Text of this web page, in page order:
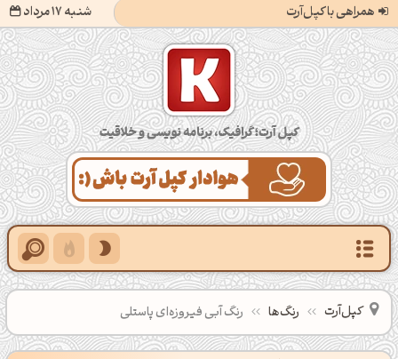
همراهی با کپل‌آرت شنبه 17 مرداد کپل‌آرت؛ گرافیک، برنامه‌نویسی و خلاقیت
کپل‌آرت رنگ‌ها رنگ آبی فیروزه‌ای پاستلی